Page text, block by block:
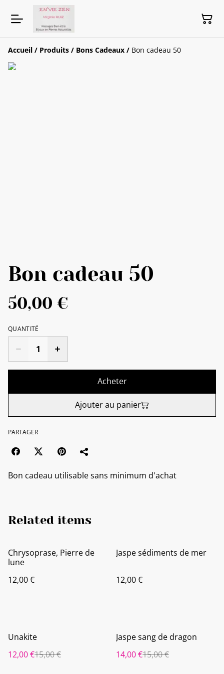
Accueil / Produits / Bons Cadeaux / Bon cadeau 50
Bon cadeau 50
50,00 €
QUANTITÉ
Acheter
Ajouter au panier
PARTAGER
Bon cadeau utilisable sans minimum d'achat
Related items
Chrysoprase, Pierre de
lune
12,00 €
Jaspe sédiments de mer
12,00 €
%
Unakite
12,00 €15,00 €
%
Jaspe sang de dragon
14,00 €15,00 €